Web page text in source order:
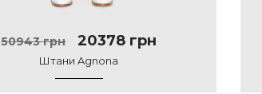
50943 грн 20378 грн
Штани Agnona